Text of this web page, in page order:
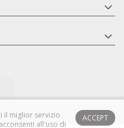
ACCEPT
il ​​miglior servizio
all'uso di